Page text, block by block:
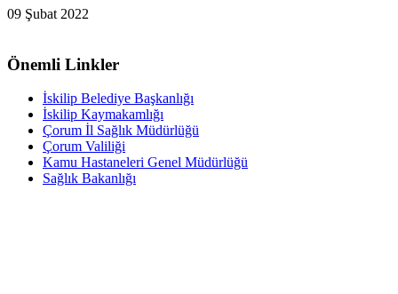
09 Şubat 2022
Önemli Linkler
İskilip Belediye Başkanlığı
İskilip Kaymakamlığı
Çorum İl Sağlık Müdürlüğü
Çorum Valiliği
Kamu Hastaneleri Genel Müdürlüğü
Sağlık Bakanlığı